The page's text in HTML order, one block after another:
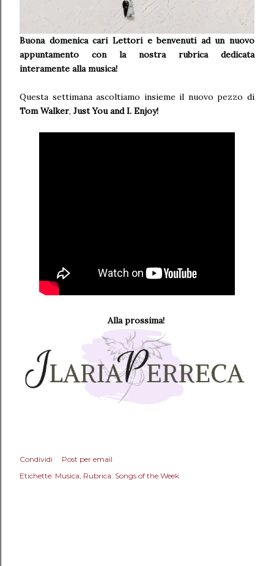
Buona domenica cari Lettori e benvenuti ad un nuovo
appuntamento con la nostra rubrica dedicata
interamente alla musica!
Questa settimana ascoltiamo insieme il nuovo pezzo di
Tom Walker, Just You and I. Enjoy!
Alla prossima!
Condividi
Post per email
Etichette: Musica Rubrica: Songs of the Week